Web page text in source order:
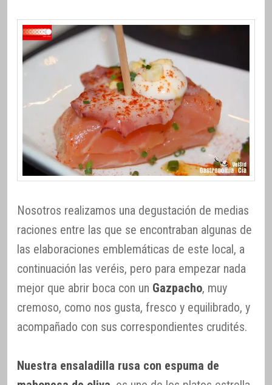
Nosotros realizamos una degustación de medias
raciones entre las que se encontraban algunas de
las elaboraciones emblemáticas de este local, a
continuación las veréis, pero para empezar nada
mejor que abrir boca con un Gazpacho, muy
cremoso, como nos gusta, fresco y equilibrado, y
acompañado con sus correspondientes crudités.
Nuestra ensaladilla rusa con espuma de